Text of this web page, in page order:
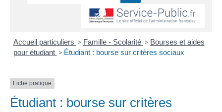
Accueil particuliers > Famille - Scolarité > Bourses et aides
pour étudiant > Étudiant : bourse sur critères sociaux
Fiche pratique
Étudiant : bourse sur critères